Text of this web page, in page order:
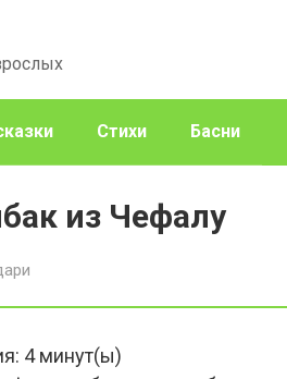
Стихи Басни
из Чефалу
4 минут(ы)